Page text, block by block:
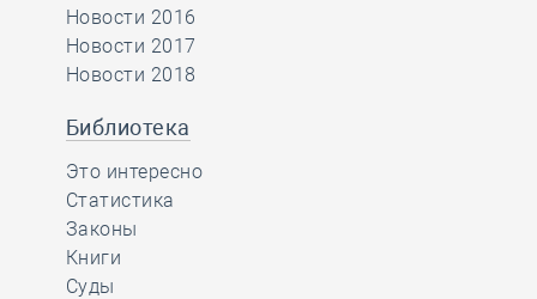
Новости 2016
Новости 2017
Новости 2018
Библиотека
Это интересно
Статистика
Законы
Книги
Суды